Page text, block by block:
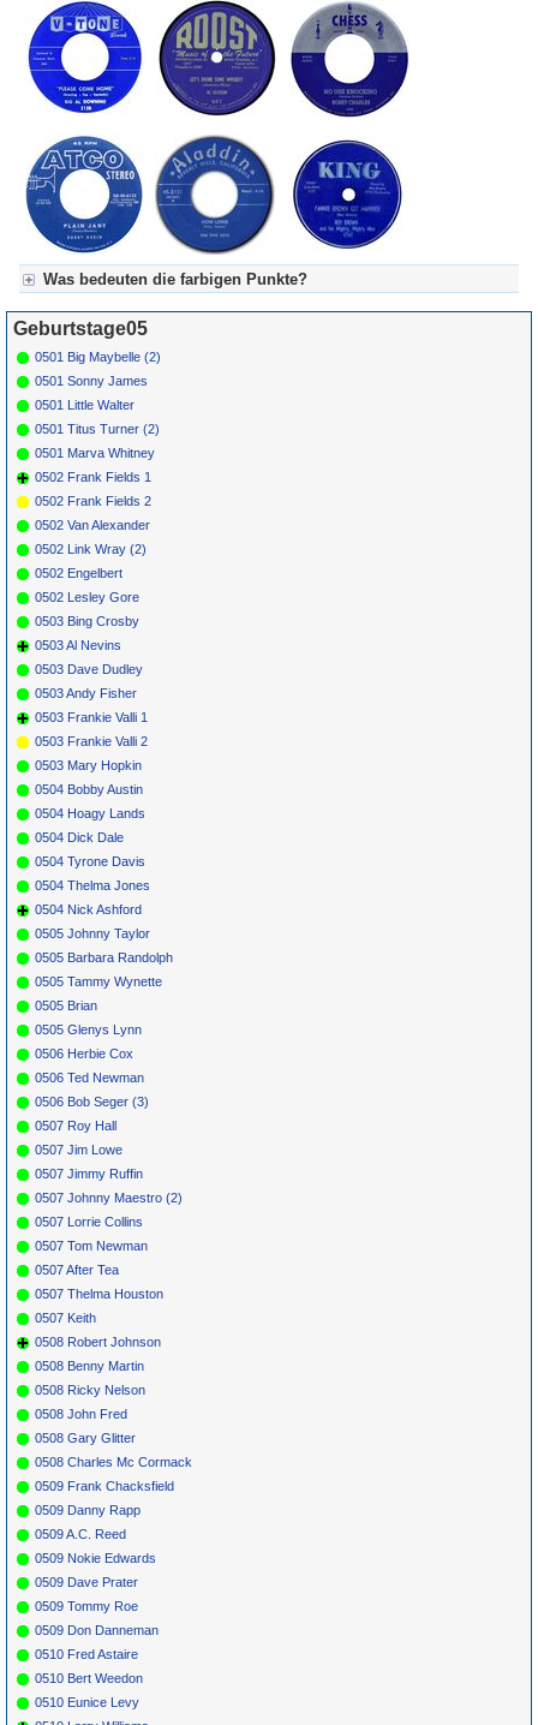
Was bedeuten die farbigen Punkte?
Für Axel's Tageskalender:
Grün = Kurzgeschichte
Grün! = fachlich bestimmt spannend, nicht verpassen!
Grün+ = Stundenbeitrag
Gelb = Kurzgeschichten oder Stundensendungen in Arbeit
Blau = Beschreibungstext (beschreibender Text)
Geburtstage05
0501 Big Maybelle (2)
0501 Sonny James
0501 Little Walter
0501 Titus Turner (2)
0501 Marva Whitney
0502 Frank Fields 1
0502 Frank Fields 2
0502 Van Alexander
0502 Link Wray (2)
0502 Engelbert
0502 Lesley Gore
0503 Bing Crosby
0503 Al Nevins
0503 Dave Dudley
0503 Andy Fisher
0503 Frankie Valli 1
0503 Frankie Valli 2
0503 Mary Hopkin
0504 Bobby Austin
0504 Hoagy Lands
0504 Dick Dale
0504 Tyrone Davis
0504 Thelma Jones
0504 Nick Ashford
0505 Johnny Taylor
0505 Barbara Randolph
0505 Tammy Wynette
0505 Brian
0505 Glenys Lynn
0506 Herbie Cox
0506 Ted Newman
0506 Bob Seger (3)
0507 Roy Hall
0507 Jim Lowe
0507 Jimmy Ruffin
0507 Johnny Maestro (2)
0507 Lorrie Collins
0507 Tom Newman
0507 After Tea
0507 Thelma Houston
0507 Keith
0508 Robert Johnson
0508 Benny Martin
0508 Ricky Nelson
0508 John Fred
0508 Gary Glitter
0508 Charles Mc Cormack
0509 Frank Chacksfield
0509 Danny Rapp
0509 A.C. Reed
0509 Nokie Edwards
0509 Dave Prater
0509 Tommy Roe
0509 Don Danneman
0510 Fred Astaire
0510 Bert Weedon
0510 Eunice Levy